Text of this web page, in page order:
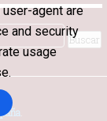
agent are
and security
usage